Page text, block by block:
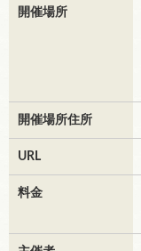
開催場所
開催場所住所
URL
料金